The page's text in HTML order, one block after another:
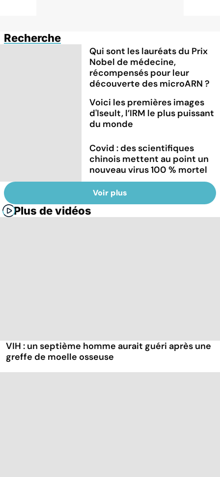
Recherche
Qui sont les lauréats du Prix
Nobel de médecine,
récompensés pour leur
découverte des microARN ?
Voici les premières images
d'Iseult, l’IRM le plus puissant
du monde
Covid : des scientifiques
chinois mettent au point un
nouveau virus 100 % mortel
Voir plus
Plus de vidéos
VIH : un septième homme aurait guéri après une
greffe de moelle osseuse